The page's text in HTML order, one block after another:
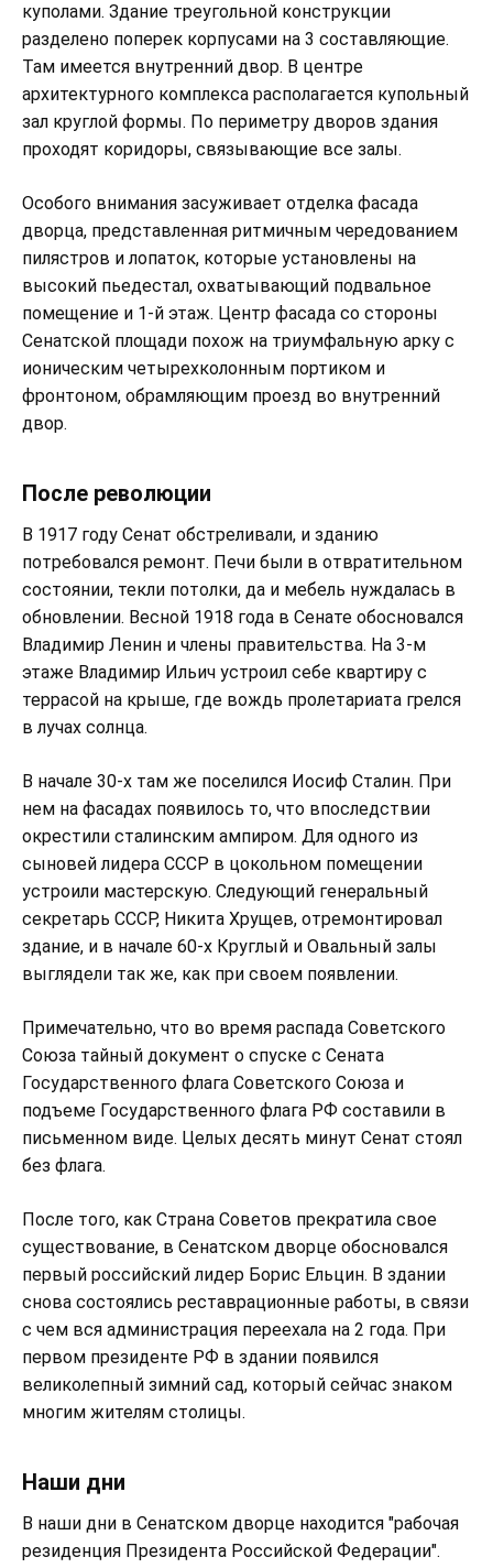
куполами. Здание треугольной конструкции
разделено поперек корпусами на 3 составляющие.
Там имеется внутренний двор. В центре
архитектурного комплекса располагается купольный
зал круглой формы. По периметру дворов здания
проходят коридоры, связывающие все залы.
Особого внимания засуживает отделка фасада
дворца, представленная ритмичным чередованием
пилястров и лопаток, которые установлены на
высокий пьедестал, охватывающий подвальное
помещение и 1-й этаж. Центр фасада со стороны
Сенатской площади похож на триумфальную арку с
ионическим четырехколонным портиком и
фронтоном, обрамляющим проезд во внутренний
двор.
После революции
В 1917 году Сенат обстреливали, и зданию
потребовался ремонт. Печи были в отвратительном
состоянии, текли потолки, да и мебель нуждалась в
обновлении. Весной 1918 года в Сенате обосновался
Владимир Ленин и члены правительства. На 3-м
этаже Владимир Ильич устроил себе квартиру с
террасой на крыше, где вождь пролетариата грелся
в лучах солнца.
В начале 30-х там же поселился Иосиф Сталин. При
нем на фасадах появилось то, что впоследствии
окрестили сталинским ампиром. Для одного из
сыновей лидера СССР в цокольном помещении
устроили мастерскую. Следующий генеральный
секретарь СССР, Никита Хрущев, отремонтировал
здание, и в начале 60-х Круглый и Овальный залы
выглядели так же, как при своем появлении.
Примечательно, что во время распада Советского
Союза тайный документ о спуске с Сената
Государственного флага Советского Союза и
подъеме Государственного флага РФ составили в
письменном виде. Целых десять минут Сенат стоял
без флага.
После того, как Страна Советов прекратила свое
существование, в Сенатском дворце обосновался
первый российский лидер Борис Ельцин. В здании
снова состоялись реставрационные работы, в связи
с чем вся администрация переехала на 2 года. При
первом президенте РФ в здании появился
великолепный зимний сад, который сейчас знаком
многим жителям столицы.
Наши дни
В наши дни в Сенатском дворце находится "рабочая
резиденция Президента Российской Федерации".